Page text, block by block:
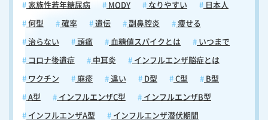
家族性若年糖尿病 MODY なりやすい 日本人
何型 確率 遺伝 副鼻腔炎 痩せる
治らない 頭痛 血糖値スパイクとは いつまで
コロナ後遺症 中耳炎 インフルエンザ脳症とは
ワクチン 麻疹 違い D型 C型 B型
A型 インフルエンザC型 インフルエンザB型
インフルエンザA型 インフルエンザ潜伏期間